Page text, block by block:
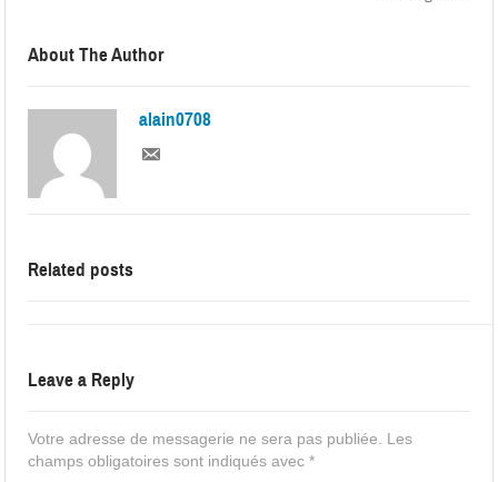
About The Author
alain0708
Related posts
Leave a Reply
Votre adresse de messagerie ne sera pas publiée.
Les
champs obligatoires sont indiqués avec*